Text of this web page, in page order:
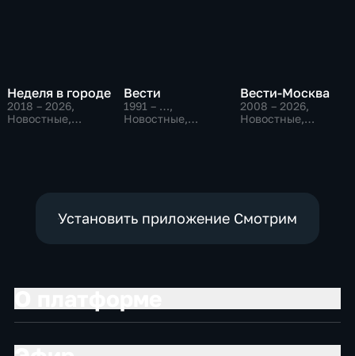
Неделя в городе
2018 – 2026,
Новостные,
Вести
1991 – …,
Новостные,
Вести-Москва
2008 – 2026,
Новостные,
Установить приложение Смотрим